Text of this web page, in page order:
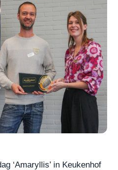
‘Amaryllis’ in Keukenhof